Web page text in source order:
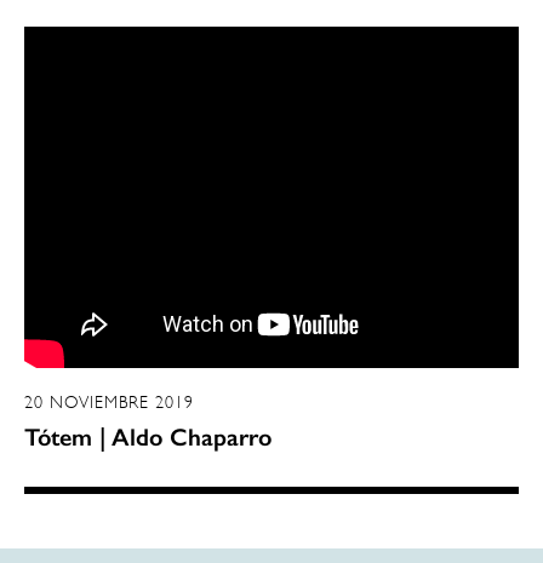
20 NOVIEMBRE 2019
Tótem | Aldo Chaparro